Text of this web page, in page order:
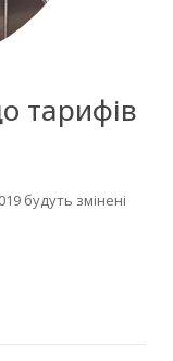
тарифів
будуть змінені